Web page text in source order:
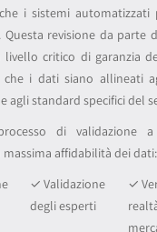
i sistemi automatizzati
Questa revisione da parte
livello critico di garanzia
che i dati siano allineati
agli standard specifici del
di validazione
massima affidabilità dei dati:
✓ Validazione
degli esperti
✓